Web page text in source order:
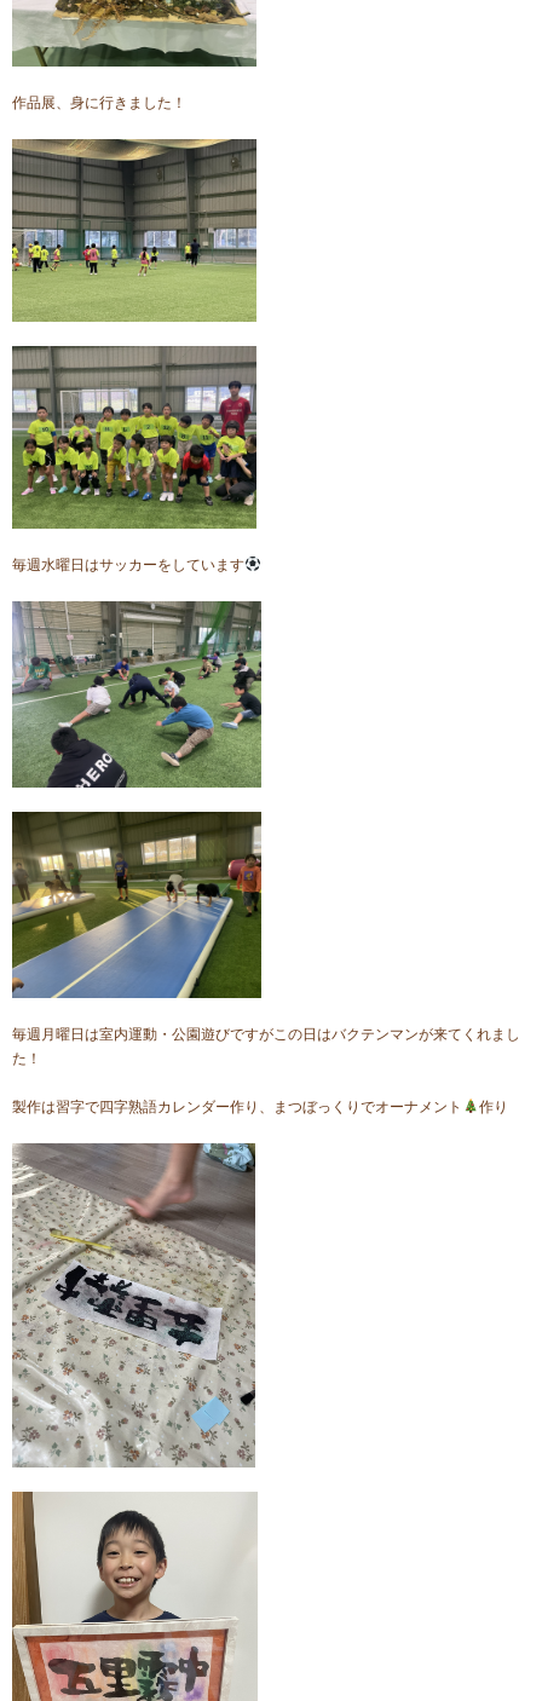
作品展、身に行きました！
毎週水曜日はサッカーをしています
毎週月曜日は室内運動・公園遊びですがこの日はバクテンマンが来てくれまし
た！
製作は習字で四字熟語カレンダー作り、まつぼっくりでオーナメント 作り